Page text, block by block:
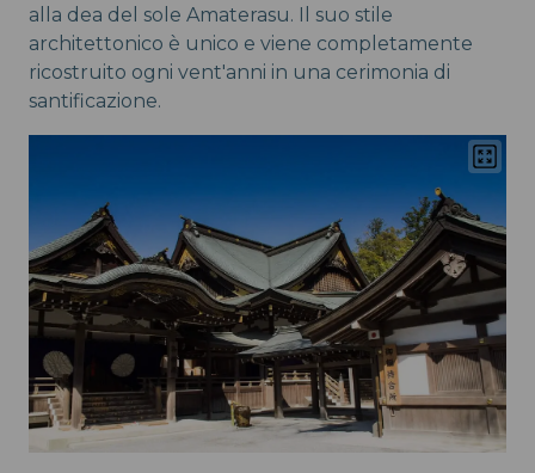
alla dea del sole Amaterasu. Il suo stile
architettonico è unico e viene completamente
ricostruito ogni vent'anni in una cerimonia di
santificazione.